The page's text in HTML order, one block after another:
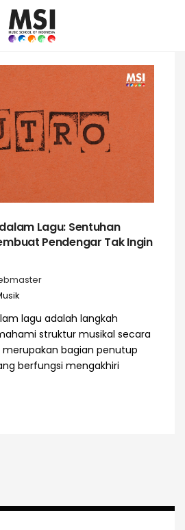
Lagu: Sentuhan
Pendengar Tak Ingin
lagu adalah langkah
struktur musikal secara
bagian penutup
berfungsi mengakhiri